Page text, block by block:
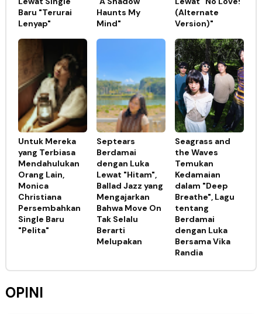
Baru "Terurai
Lenyap"
Haunts My
Mind"
(Alternate
Version)"
Untuk Mereka
yang Terbiasa
Mendahulukan
Orang Lain,
Monica
Christiana
Persembahkan
Single Baru
"Pelita"
Septears
Berdamai
dengan Luka
Lewat "Hitam",
Ballad Jazz yang
Mengajarkan
Bahwa Move On
Tak Selalu
Berarti
Melupakan
Seagrass and
the Waves
Temukan
Kedamaian
dalam "Deep
Breathe", Lagu
tentang
Berdamai
dengan Luka
Bersama Vika
Randia
OPINI